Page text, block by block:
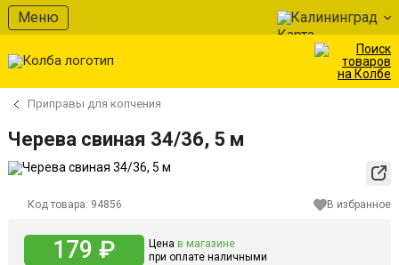
Меню Калининград
Приправы для копчения
Черева свиная 34/36, 5 м
Код товара: 94856 В избранное
179 ₽ Цена в магазине
при оплате наличными